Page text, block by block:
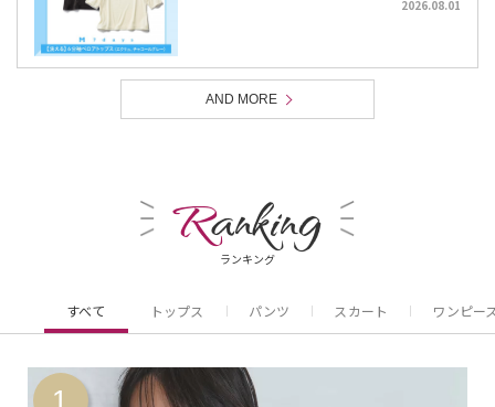
2026.08.01
AND MORE
Ranking
ランキング
すべて トップス パンツ スカート ワンピー